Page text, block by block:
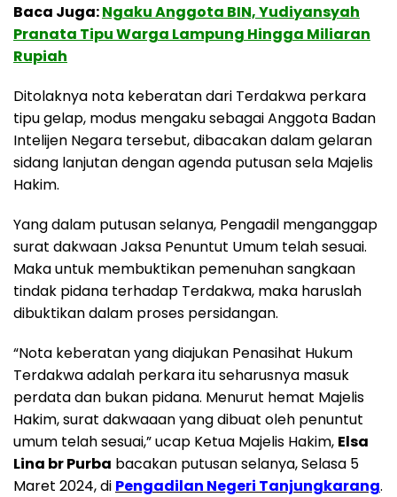
Baca Juga:Ngaku Anggota BIN, Yudiyansyah
Pranata Tipu Warga Lampung Hingga Miliaran
Rupiah
Ditolaknya nota keberatan dari Terdakwa perkara
tipu gelap, modus mengaku sebagai Anggota Badan
Intelijen Negara tersebut, dibacakan dalam gelaran
sidang lanjutan dengan agenda putusan sela Majelis
Hakim.
Yang dalam putusan selanya, Pengadil menganggap
surat dakwaan Jaksa Penuntut Umum telah sesuai.
Maka untuk membuktikan pemenuhan sangkaan
tindak pidana terhadap Terdakwa, maka haruslah
dibuktikan dalam proses persidangan.
“Nota keberatan yang diajukan Penasihat Hukum
Terdakwa adalah perkara itu seharusnya masuk
perdata dan bukan pidana. Menurut hemat Majelis
Hakim, surat dakwaaan yang dibuat oleh penuntut
umum telah sesuai,” ucap Ketua Majelis Hakim, Elsa
Lina br Purba bacakan putusan selanya, Selasa 5
Maret 2024, di Pengadilan Negeri Tanjungkarang.